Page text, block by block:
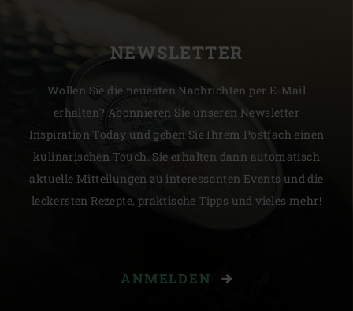
NEWSLETTER
Wollen Sie die neuesten Nachrichten per E-Mail
erhalten? Abonnieren Sie unseren Newsletter
Inspiration Today und geben Sie Ihrem Postfach einen
kulinarischen Touch. Sie erhalten dann automatisch
aktuelle Mitteilungen zu interessanten Events und die
leckersten Rezepte, praktische Tipps und vieles mehr!
ANMELDEN